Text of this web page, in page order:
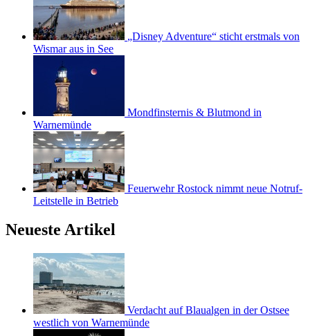
„Disney Adventure“ sticht erstmals von
Wismar aus in See
Mondfinsternis & Blutmond in
Warnemünde
Feuerwehr Rostock nimmt neue Notruf-
Leitstelle in Betrieb
Neueste Artikel
Verdacht auf Blaualgen in der Ostsee
westlich von Warnemünde